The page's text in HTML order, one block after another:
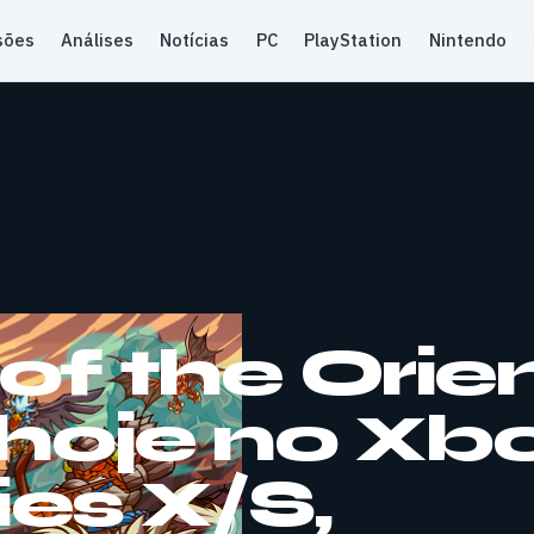
Análises Notícias PC PlayStation Nintendo
the
no
X/S,